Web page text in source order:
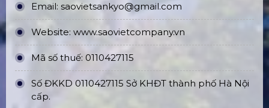
Email: saovietsankyo@gmail.com
Website: www.saovietcompany.vn
Mã số thuế: 0110427115
Số ĐKKD 0110427115 Sở KHĐT thành phố Hà Nội
cấp.